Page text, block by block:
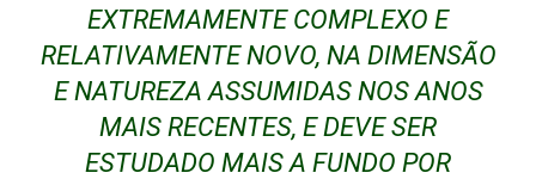
EXTREMAMENTE COMPLEXO E
RELATIVAMENTE NOVO, NA DIMENSÃO
E NATUREZA ASSUMIDAS NOS ANOS
MAIS RECENTES, E DEVE SER
ESTUDADO MAIS A FUNDO POR